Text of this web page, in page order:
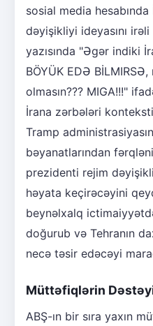
sosial media
dəyişikliyi ideyasını
yazısında "Əgər indiki
BÖYÜK EDƏ
olmasın??? MIGA!!!"
İrana zərbələri
Tramp
bəyanatlarından
prezidenti rejim
həyata keçirəcəyini
beynəlxalq
doğurub və Tehranın
necə təsir edəcəyi
Müttəfiqlərin
ABŞ-ın bir sıra yaxın